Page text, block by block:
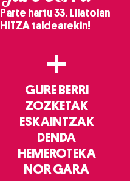
Parte hartu 33. Lilatoian
HITZA taldearekin!
+
GURE BERRI
ZOZKETAK
ESKAINTZAK
DENDA
HEMEROTEKA
NOR GARA